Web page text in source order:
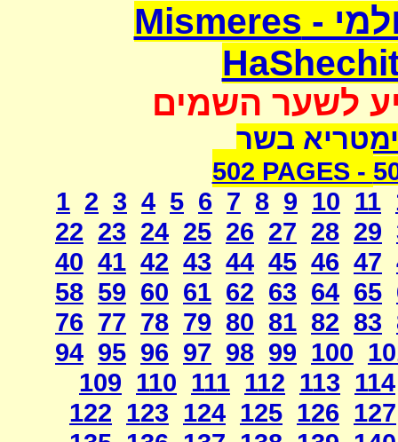
משמרת השחיטה העולמי - Mismeres
לשער השמים
בשר
502 PAGES -
1 2 3 4 5 6 7 8 9 10 11
22 23 24 25 26 27 28 29
40 41 42 43 44 45 46 47
58 59 60 61 62 63 64 65
76 77 78 79 80 81 82 83
94 95 96 97 98 99 100
109 110 111 112 113 114
122 123 124 125 126 127